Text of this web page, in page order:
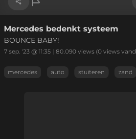
Link kopiëren
Mercedes bedenkt systeem
BOUNCE BABY!
7 sep. '23 @ 11:35 | 80.090 views (0 views
mercedes auto stuiteren zand